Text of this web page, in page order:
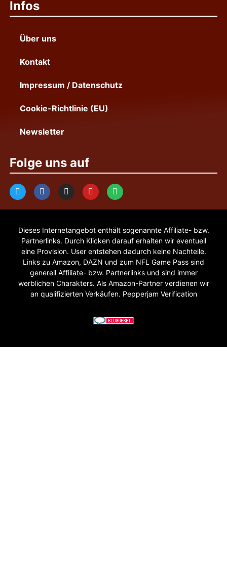
Infos
Über uns
Kontakt
Impressum / Datenschutz
Cookie-Richtlinie (EU)
Newsletter
Folge uns auf
Dieses Internetangebot enthält sogenannte Affiliate- bzw.
Partnerlinks. Durch Klicken darauf erhalten wir eventuell
eine Provision. User entstehen dadurch keine Nachteile.
Links zu Amazon, DAZN und zum NFL Game Pass sind
generell Affiliate- bzw. Partnerlinks und sind immer
werblichen Charakters. Als Amazon-Partner verdienen wir
an qualifizierten Verkäufen. Pepperjam Verification